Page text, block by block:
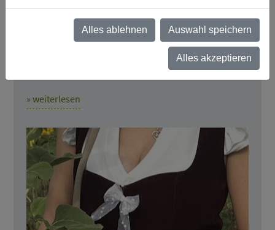
Dieses Jahr widmen wie uns einem Thema, das uns
alle betrifft: der rasant wachsenden Textilproduktion
– und was sie für Umwelt und Ressourcen bedeutet.
Besucher erfahren nicht nur spannende Fakten,
sondern können auch selbst kreativ werden:
» weiterlesen
Alles ablehnen Auswahl speichern
Alles akzeptieren